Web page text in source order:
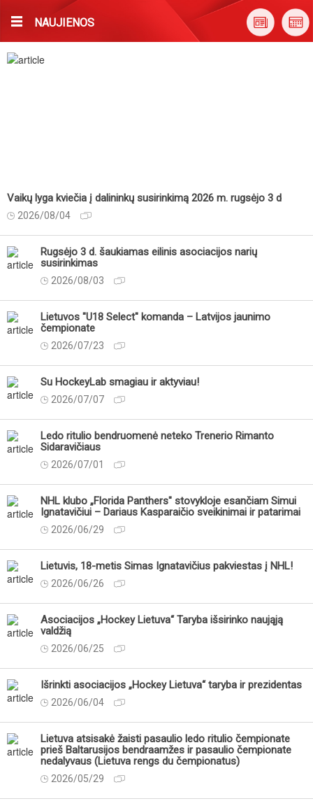
NAUJIENOS
Vaikų lyga kviečia į dalininkų susirinkimą 2026 m. rugsėjo 3 d
2026/08/04
Rugsėjo 3 d. šaukiamas eilinis asociacijos narių
susirinkimas
2026/08/03
Lietuvos "U18 Select" komanda – Latvijos jaunimo
čempionate
2026/07/23
Su HockeyLab smagiau ir aktyviau!
2026/07/07
Ledo ritulio bendruomenė neteko Trenerio Rimanto
Sidaravičiaus
2026/07/01
NHL klubo „Florida Panthers" stovykloje esančiam Simui
Ignatavičiui – Dariaus Kasparaičio sveikinimai ir patarimai
2026/06/29
Lietuvis, 18-metis Simas Ignatavičius pakviestas į NHL!
2026/06/26
Asociacijos „Hockey Lietuva“ Taryba išsirinko naująją
valdžią
2026/06/25
Išrinkti asociacijos „Hockey Lietuva“ taryba ir prezidentas
2026/06/04
Lietuva atsisakė žaisti pasaulio ledo ritulio čempionate
prieš Baltarusijos bendraamžes ir pasaulio čempionate
nedalyvaus (Lietuva rengs du čempionatus)
2026/05/29